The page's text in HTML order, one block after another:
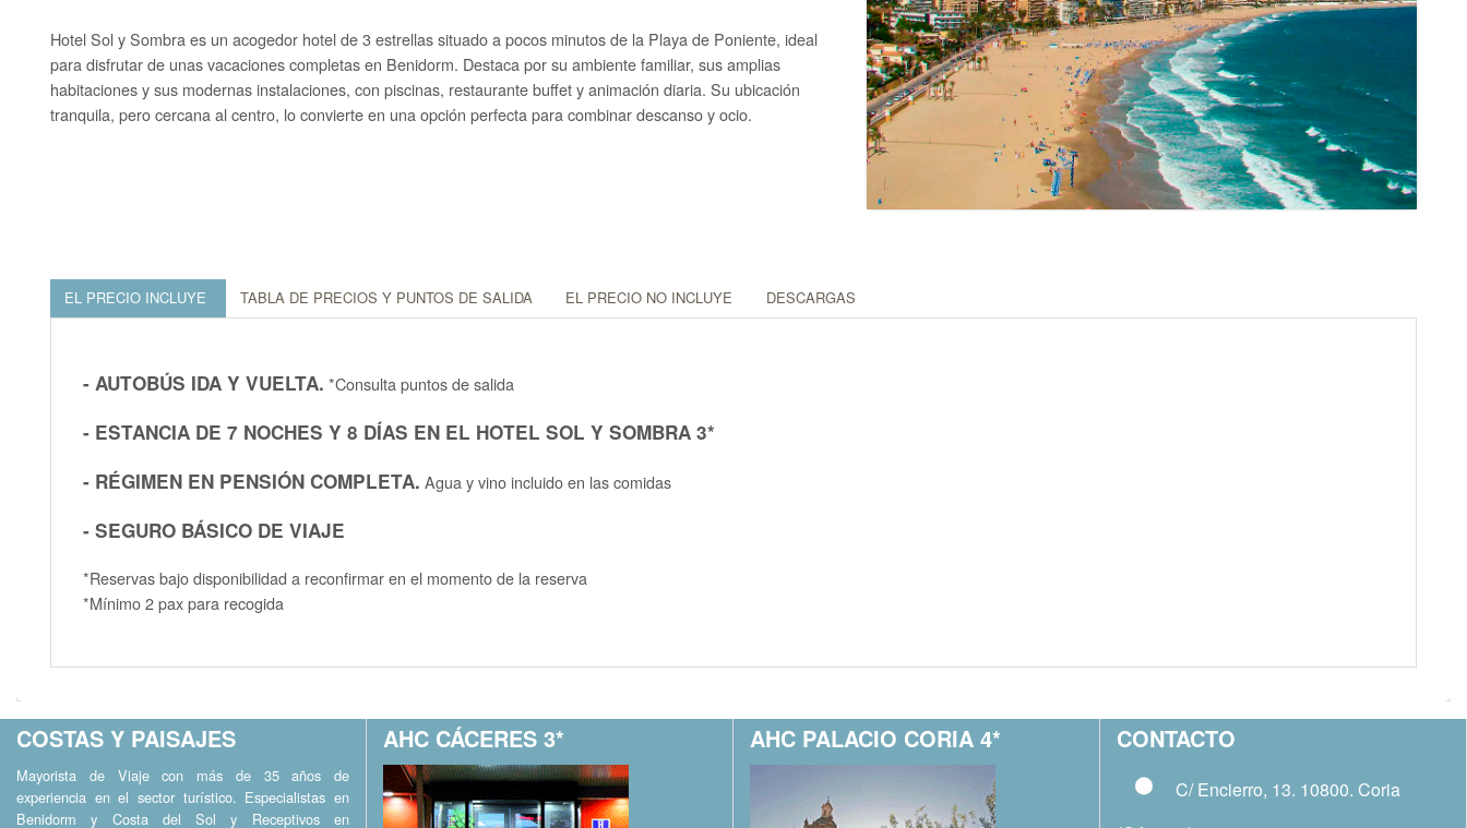
Hotel Sol y Sombra es un acogedor hotel de 3 estrellas situado a pocos minutos de la Playa de Poniente, ideal
para disfrutar de unas vacaciones completas en Benidorm. Destaca por su ambiente familiar, sus amplias
habitaciones y sus modernas instalaciones, con piscinas, restaurante buffet y animación diaria. Su ubicación
tranquila, pero cercana al centro, lo convierte en una opción perfecta para combinar descanso y ocio.
EL PRECIO INCLUYE TABLA DE PRECIOS Y PUNTOS DE SALIDA EL PRECIO NO INCLUYE DESCARGAS
- AUTOBÚS IDA Y VUELTA. *Consulta puntos de salida
- ESTANCIA DE 7 NOCHES Y 8 DÍAS EN EL HOTEL SOL Y SOMBRA 3*
- RÉGIMEN EN PENSIÓN COMPLETA. Agua y vino incluido en las comidas
- SEGURO BÁSICO DE VIAJE
*Reservas bajo disponibilidad a reconfirmar en el momento de la reserva
*Mínimo 2 pax para recogida
COSTAS Y PAISAJES
Mayorista de Viaje con más de 35 años de
experiencia en el sector turístico. Especialistas en
Benidorm y Costa del Sol y Receptivos en
AHC CÁCERES 3* AHC PALACIO CORIA 4* CONTACTO
C/ Encierro, 13. 10800. Coria